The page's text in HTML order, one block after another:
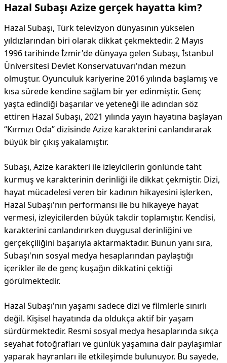
Hazal Subaşı Azize gerçek hayatta kim?
Hazal Subaşı, Türk televizyon dünyasının yükselen
yıldızlarından biri olarak dikkat çekmektedir. 2 Mayıs
1996 tarihinde İzmir'de dünyaya gelen Subaşı, İstanbul
Üniversitesi Devlet Konservatuvarı'ndan mezun
olmuştur. Oyunculuk kariyerine 2016 yılında başlamış ve
kısa sürede kendine sağlam bir yer edinmiştir. Genç
yaşta edindiği başarılar ve yeteneği ile adından söz
ettiren Hazal Subaşı, 2021 yılında yayın hayatına başlayan
“Kırmızı Oda” dizisinde Azize karakterini canlandırarak
büyük bir çıkış yakalamıştır.
Subaşı, Azize karakteri ile izleyicilerin gönlünde taht
kurmuş ve karakterinin derinliği ile dikkat çekmiştir. Dizi,
hayat mücadelesi veren bir kadının hikayesini işlerken,
Hazal Subaşı'nın performansı ile bu hikayeye hayat
vermesi, izleyicilerden büyük takdir toplamıştır. Kendisi,
karakterini canlandırırken duygusal derinliğini ve
gerçekçiliğini başarıyla aktarmaktadır. Bunun yanı sıra,
Subaşı'nın sosyal medya hesaplarından paylaştığı
içerikler ile de genç kuşağın dikkatini çektiği
görülmektedir.
Hazal Subaşı'nın yaşamı sadece dizi ve filmlerle sınırlı
değil. Kişisel hayatında da oldukça aktif bir yaşam
sürdürmektedir. Resmi sosyal medya hesaplarında sıkça
seyahat fotoğrafları ve günlük yaşamına dair paylaşımlar
yaparak hayranları ile etkileşimde bulunuyor. Bu sayede,